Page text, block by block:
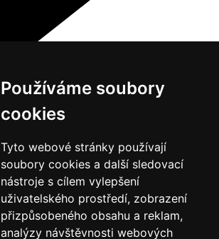
Používáme soubory
cookies
Tyto webové stránky používají
soubory cookies a další sledovací
nástroje s cílem vylepšení
uživatelského prostředí, zobrazení
přizpůsobeného obsahu a reklam,
analýzy návštěvnosti webových